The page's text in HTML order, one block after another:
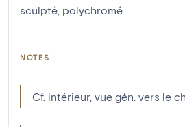
sculpté, polychromé
NOTES
Cf. intérieur, vue gén. vers le